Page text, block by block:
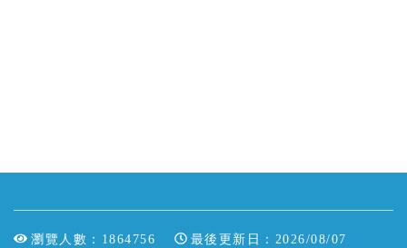
瀏覽人數：1864756 最後更新日：2026/08/07